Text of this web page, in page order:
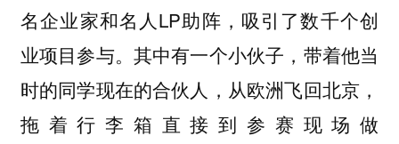
名企业家和名人LP助阵，吸引了数千个创
业项目参与。其中有一个小伙子，带着他当
时的同学现在的合伙人，从欧洲飞回北京，
拖着行李箱直接到参赛现场做